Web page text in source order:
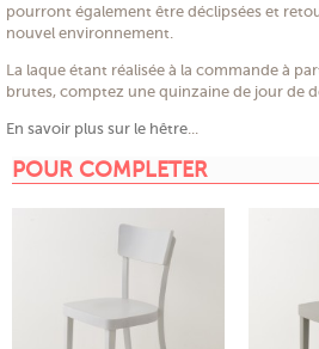
pourront également être déclipsées et
nouvel environnement.
La laque étant réalisée à la commande à
brutes, comptez une quinzaine de jour de
En savoir plus sur le hêtre
POUR COMPLETER